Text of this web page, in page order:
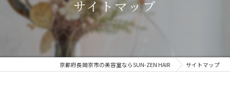
サイトマップ
京都府長岡京市の美容室ならSUN-ZEN HAIR サイトマップ